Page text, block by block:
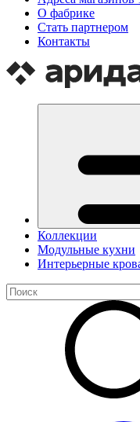
О фабрике
Стать партнером
Контакты
Коллекции
Модульные кухни
Интерьерные